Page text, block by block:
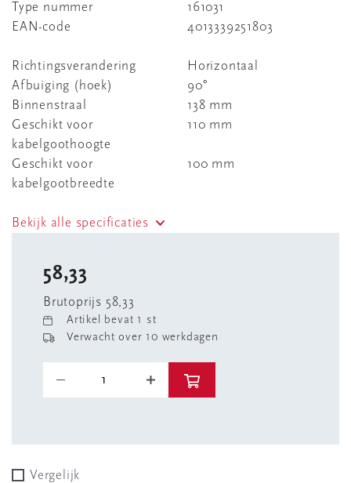
Type nummer
161031
EAN-code
4013339251803
Richtingsverandering
Horizontaal
Afbuiging (hoek)
90°
Binnenstraal
138 mm
Geschikt voor
kabelgoothoogte
110 mm
Geschikt voor
kabelgootbreedte
100 mm
Bekijk alle specificaties
58,33
Brutoprijs 58,33
Artikel bevat 1 st
Verwacht over 10 werkdagen
Vergelijk